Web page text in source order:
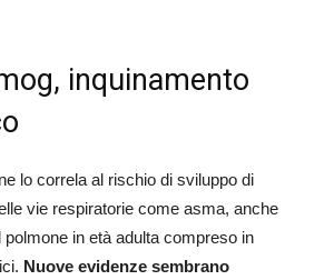
inquinamento
lo correla al rischio di sviluppo di
vie respiratorie come asma, anche
polmone in età adulta compreso in
Nuove evidenze sembrano